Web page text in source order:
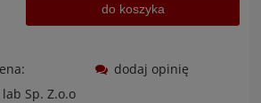
do koszyka
Sp. Z.o.o
dodaj opinię